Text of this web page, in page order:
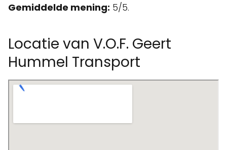
Gemiddelde mening: 5/5.
Locatie van V.O.F. Geert
Hummel Transport